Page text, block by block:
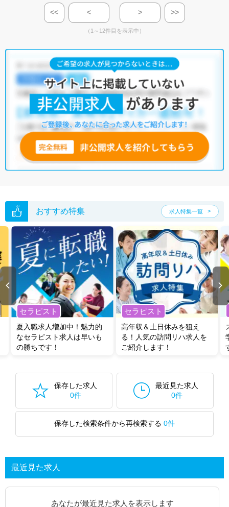
<< < > >>
（1～12件目を表示中）
おすすめ特集 求人特集一覧
セラピスト
夏入職求人増加中！魅力的
なセラピスト求人は早いも
の勝ちです！
セラピスト
高年収＆土日休みを狙え
る！人気の訪問リハ求人を
ご紹介します！
保存した求人
0件
最近見た求人
0件
保存した検索条件から再検索する 0件
最近見た求人
あなたが最近見た求人を表示します